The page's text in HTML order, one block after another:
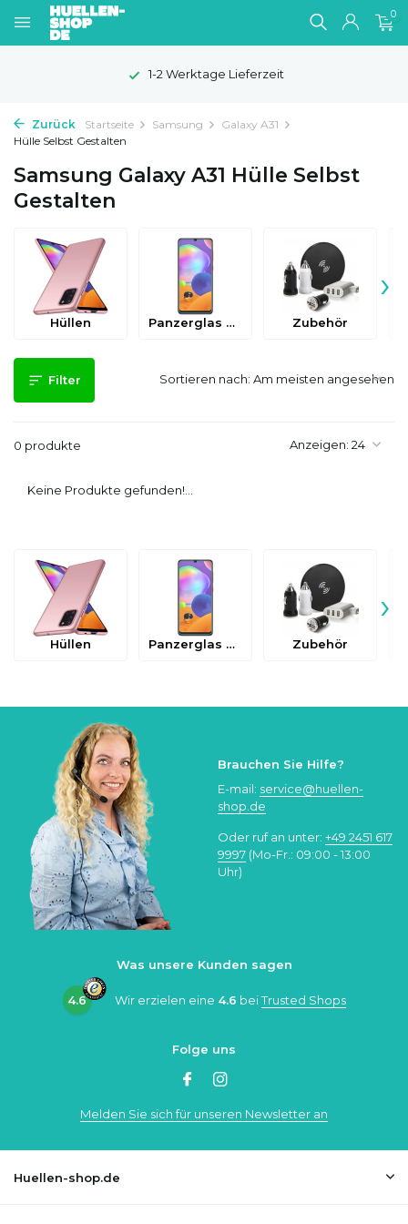
0
1-2 Werktage Lieferzeit
Zurück Startseite Samsung
Galaxy A31
Hülle Selbst Gestalten
Samsung Galaxy A31 Hülle Selbst
Gestalten
Hüllen Panzerglas & Schutzfolien Zubehör
›
Filter
0 produkte Anzeigen:
Sortieren nach:
Keine Produkte gefunden!...
Hüllen Panzerglas & Schutzfolien Zubehör
›
Brauchen Sie Hilfe?
E-mail: service@huellen-
shop.de
Oder ruf an unter: +49 2451 617
9997 (Mo-Fr.: 09:00 - 13:00
Uhr)
Was unsere Kunden sagen
4.6 Wir erzielen eine 4.6 beiTrusted Shops
Folge uns
Melden Sie sich für unseren Newsletter an
Huellen-shop.de